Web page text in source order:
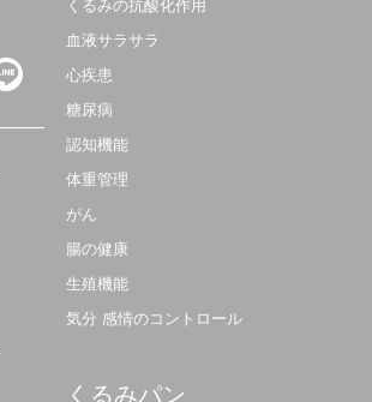
くるみの抗酸化作用
血液サラサラ
心疾患
糖尿病
認知機能
体重管理
がん
腸の健康
生殖機能
気分 感情のコントロール
くるみパン